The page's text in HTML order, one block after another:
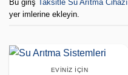
Bu giriş Taksitle Su Arıtma Cihazı
yer imlerine ekleyin.
EVINIZ İÇIN